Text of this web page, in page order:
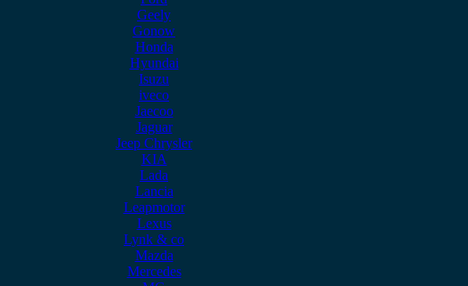
Geely
Gonow
Honda
Hyundai
Isuzu
iveco
Jaecoo
Jaguar
Jeep Chrysler
KIA
Lada
Lancia
Leapmotor
Lexus
Lynk & co
Mazda
Mercedes